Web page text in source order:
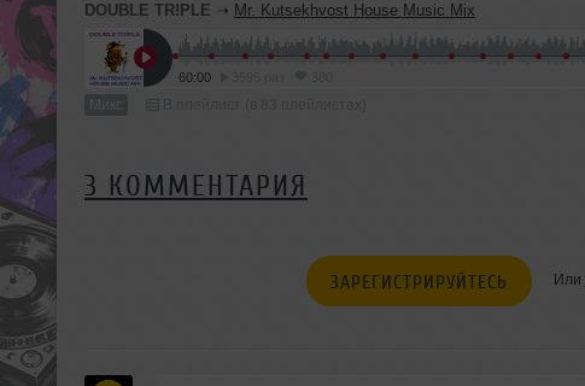
DOUBLE TR!PLE ➝ Mr. Kutsekhvost House Music Mix
60:00
Микс
3 КОММЕНТАРИЯ
ЗАРЕГИСТРИРУЙТЕСЬ Или